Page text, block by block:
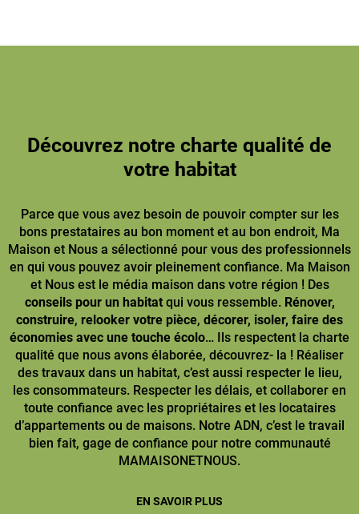
Découvrez notre charte qualité de
votre habitat
Parce que vous avez besoin de pouvoir compter sur les
bons prestataires au bon moment et au bon endroit, Ma
Maison et Nous a sélectionné pour vous des professionnels
en qui vous pouvez avoir pleinement confiance. Ma Maison
et Nous est le média maison dans votre région ! Des
conseils pour un habitatqui vous ressemble. Rénover,
construire, relooker votre pièce, décorer, isoler, faire des
économies avec une touche écolo… Ils respectent la charte
qualité que nous avons élaborée, découvrez- la ! Réaliser
des travaux dans un habitat, c’est aussi respecter le lieu,
les consommateurs. Respecter les délais, et collaborer en
toute confiance avec les propriétaires et les locataires
d’appartements ou de maisons. Notre ADN, c’est le travail
bien fait, gage de confiance pour notre communauté
MAMAISONETNOUS.
EN SAVOIR PLUS